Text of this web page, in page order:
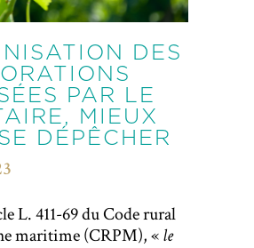
DES
PAR LE
MIEUX
DÉPÊCHER
L. 411-69 du Code rural
maritime (CRPM), «le